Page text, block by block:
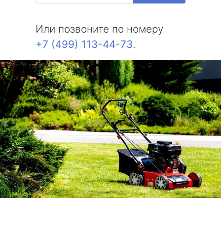
Или позвоните по номеру
+7 (499) 113-44-73.